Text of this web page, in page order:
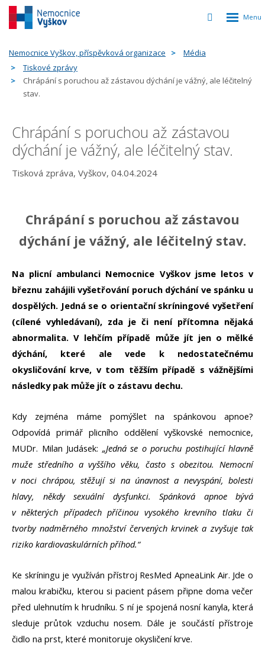
Vyhledávání
Rozbalení
Nemocnice Vyškov, příspěvková organizace
Média
Tiskové zprávy
Chrápání s poruchou až zástavou dýchání je vážný, ale léčitelný
stav.
Chrápání s poruchou až zástavou
dýchání je vážný, ale léčitelný stav.
Tisková zpráva, Vyškov, 04.04.2024
Chrápání s poruchou až zástavou
dýchání je vážný, ale léčitelný stav.
Na plicní ambulanci Nemocnice Vyškov jsme letos v
březnu zahájili vyšetřování poruch dýchání ve spánku u
dospělých. Jedná se o orientační skríningové vyšetření
(cílené vyhledávaní), zda je či není přítomna nějaká
abnormalita. V lehčím případě může jít jen o mělké
dýchání, které ale vede k nedostatečnému
okysličování krve, v tom těžším případě s vážnějšími
následky pak může jít o zástavu dechu.
Kdy zejména máme pomýšlet na spánkovou apnoe?
Odpovídá primář plicního oddělení vyškovské nemocnice,
MUDr. Milan Judásek: „Jedná se o poruchu postihující hlavně
muže středního a vyššího věku, často s obezitou. Nemocní
v noci chrápou, stěžují si na únavnost a nevyspání, bolesti
hlavy, někdy sexuální dysfunkci. Spánková apnoe bývá
v některých případech příčinou vysokého krevního tlaku či
tvorby nadměrného množství červených krvinek a zvyšuje tak
riziko kardiovaskulárních příhod.“
Ke skríningu je využíván přístroj ResMed ApneaLink Air. Jde o
malou krabičku, kterou si pacient pásem připne doma večer
před ulehnutím k hrudníku. S ní je spojená nosní kanyla, která
sleduje průtok vzduchu nosem. Dále je součástí přístroje
čidlo na prst, které monitoruje okysličení krve.